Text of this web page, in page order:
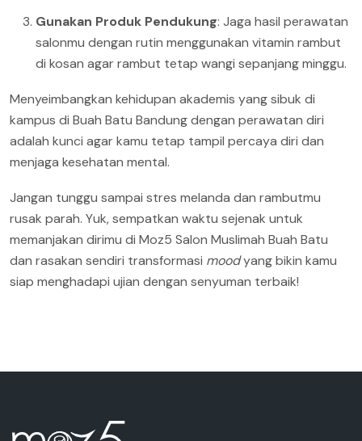
Gunakan Produk Pendukung: Jaga hasil perawatan
salonmu dengan rutin menggunakan vitamin rambut
di kosan agar rambut tetap wangi sepanjang minggu.
Menyeimbangkan kehidupan akademis yang sibuk di
kampus di Buah Batu Bandung dengan perawatan diri
adalah kunci agar kamu tetap tampil percaya diri dan
menjaga kesehatan mental.
Jangan tunggu sampai stres melanda dan rambutmu
rusak parah. Yuk, sempatkan waktu sejenak untuk
memanjakan dirimu di Moz5 Salon Muslimah Buah Batu
dan rasakan sendiri transformasi moodyang bikin kamu
siap menghadapi ujian dengan senyuman terbaik!